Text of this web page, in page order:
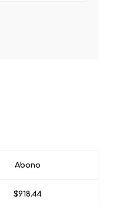
Abono
$918.44